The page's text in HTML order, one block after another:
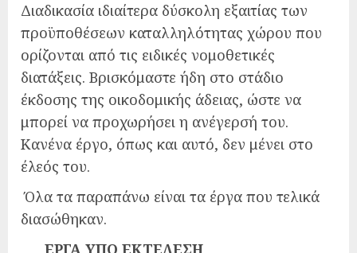
Διαδικασία ιδιαίτερα δύσκολη εξαιτίας των
προϋποθέσεων καταλληλότητας χώρου που
ορίζονται από τις ειδικές νομοθετικές
διατάξεις. Βρισκόμαστε ήδη στο στάδιο
έκδοσης της οικοδομικής άδειας, ώστε να
μπορεί να προχωρήσει η ανέγερσή του.
Κανένα έργο, όπως και αυτό, δεν μένει στο
έλεός του.
Όλα τα παραπάνω είναι τα έργα που τελικά
διασώθηκαν.